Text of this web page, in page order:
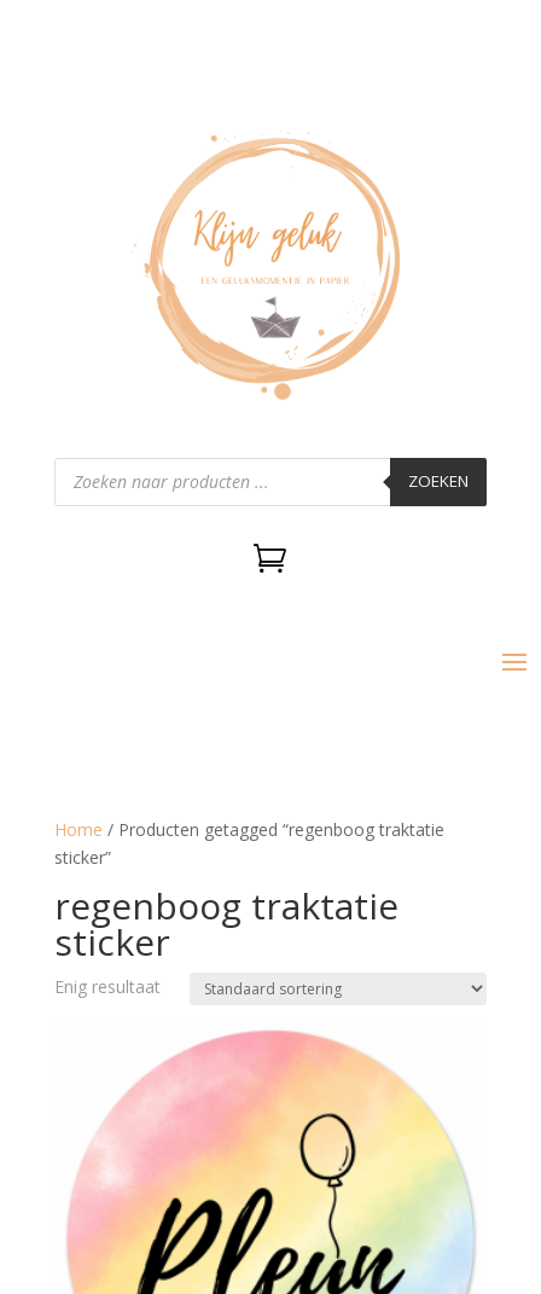
Producten
zoeken ZOEKEN

Home / Producten getagged “regenboog traktatie
sticker”
regenboog traktatie
sticker
Enig resultaat